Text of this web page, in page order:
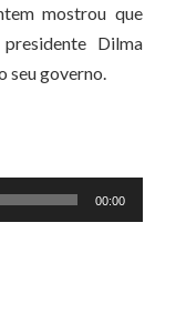
mostrou que
Dilma
seu governo.
00:00